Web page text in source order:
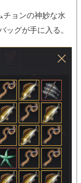
チョンの神妙な水
グが手に入る。